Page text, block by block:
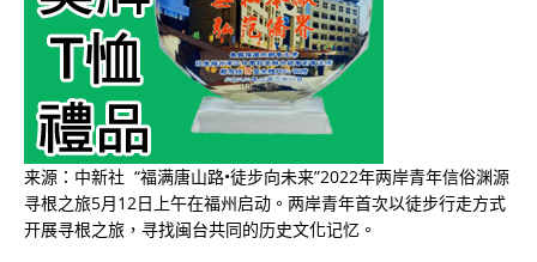
来源：中新社 “福满唐山路•徒步向未来”2022年两岸青年信俗渊源
寻根之旅5月12日上午在福州启动。两岸青年首次以徒步行走方式
开展寻根之旅，寻找闽台共同的历史文化记忆。